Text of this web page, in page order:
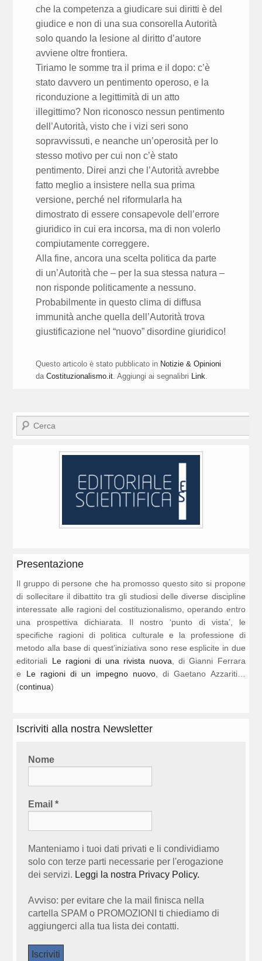
che la competenza a giudicare sui diritti è del
giudice e non di una sua consorella Autorità
solo quando la lesione al diritto d’autore
avviene oltre frontiera.
Tiriamo le somme tra il prima e il dopo: c’è
stato davvero un pentimento operoso, e la
riconduzione a legittimità di un atto
illegittimo? Non riconosco nessun pentimento
dell’Autorità, visto che i vizi seri sono
sopravvissuti, e neanche un’operosità per lo
stesso motivo per cui non c’è stato
pentimento. Direi anzi che l’Autorità avrebbe
fatto meglio a insistere nella sua prima
versione, perché nel riformularla ha
dimostrato di essere consapevole dell’errore
giuridico in cui era incorsa, ma di non volerlo
compiutamente correggere.
Alla fine, ancora una scelta politica da parte
di un’Autorità che – per la sua stessa natura –
non risponde politicamente a nessuno.
Probabilmente in questo clima di diffusa
immunità anche quella dell’Autorità trova
giustificazione nel “nuovo” disordine giuridico!
Questo articolo è stato pubblicato in Notizie & Opinioni
daCostituzionalismo.it . Aggiungi ai segnalibri Link
Cerca
Presentazione
Il gruppo di persone che ha promosso questo sito si propone
di sollecitare il dibattito tra gli studiosi delle diverse discipline
interessate alle ragioni del costituzionalismo, operando entro
una prospettiva dichiarata. Il nostro ‘punto di vista’, le
specifiche ragioni di politica culturale e la professione di
metodo alla base di quest’iniziativa sono rese esplicite in due
editoriali Le ragioni di una rivista nuova , di Gianni Ferrara
e Le ragioni di un impegno nuovo, di Gaetano Azzariti…
(continua)
Iscriviti alla nostra Newsletter
Nome
Email*
Manteniamo i tuoi dati privati e li condividiamo
solo con terze parti necessarie per l'erogazione
dei servizi. Leggi la nostra Privacy Policy.
Avviso: per evitare che la mail finisca nella
cartella SPAM o PROMOZIONI ti chiediamo di
aggiungerci alla tua lista dei contatti.